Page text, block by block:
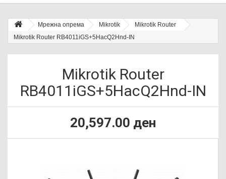
Мрежна опрема Mikrotik
Mikrotik Router
Mikrotik Router RB4011iGS+5HacQ2Hnd-IN
Mikrotik Router
RB4011iGS+5HacQ2Hnd-IN
20,597.00 ден